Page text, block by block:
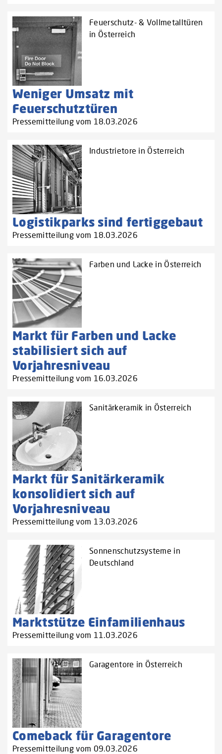
Feuerschutz- & Vollmetalltüren
in Österreich
Weniger Umsatz mit
Feuerschutztüren
Pressemitteilung vom 18.03.2026
Industrietore in Österreich
Logistikparks sind fertiggebaut
Pressemitteilung vom 18.03.2026
Farben und Lacke in Österreich
Markt für Farben und Lacke
stabilisiert sich auf
Vorjahresniveau
Pressemitteilung vom 16.03.2026
Sanitärkeramik in Österreich
Markt für Sanitärkeramik
konsolidiert sich auf
Vorjahresniveau
Pressemitteilung vom 13.03.2026
Sonnenschutzsysteme in
Deutschland
Marktstütze Einfamilienhaus
Pressemitteilung vom 11.03.2026
Garagentore in Österreich
Comeback für Garagentore
Pressemitteilung vom 09.03.2026